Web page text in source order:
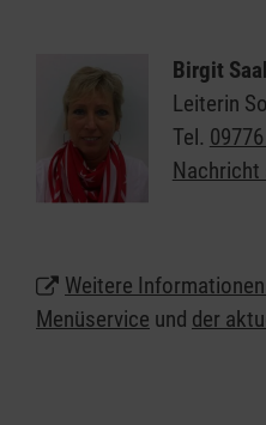
leckere Menü-Auswahl
Freude am persönlichen
Lassen Sie sich beraten
Informationen zum
Rufen Sie uns jetzt
an und bestellen Sie Ihr
Birgit
Leiterin
Tel.
Nachricht
Weitere
Menüservice und der